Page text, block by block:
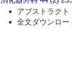
アブストラクト
全文ダウンロー